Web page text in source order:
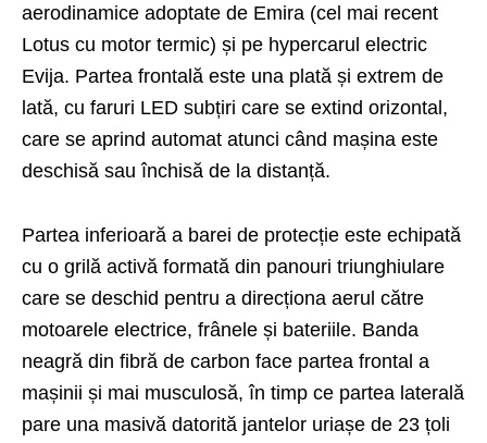
aerodinamice adoptate de Emira (cel mai recent
Lotus cu motor termic) și pe hypercarul electric
Evija. Partea frontală este una plată și extrem de
lată, cu faruri LED subțiri care se extind orizontal,
care se aprind automat atunci când mașina este
deschisă sau închisă de la distanță.
Partea inferioară a barei de protecție este echipată
cu o grilă activă formată din panouri triunghiulare
care se deschid pentru a direcționa aerul către
motoarele electrice, frânele și bateriile. Banda
neagră din fibră de carbon face partea frontal a
mașinii și mai musculosă, în timp ce partea laterală
pare una masivă datorită jantelor uriașe de 23 țoli